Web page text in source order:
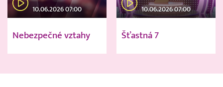
10.06.2026 07:00
Nebezpečné vztahy
10.06.2026 07:00
Šťastná 7